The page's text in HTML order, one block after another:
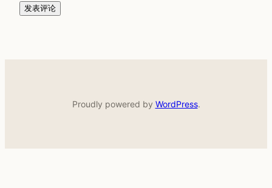
Proudly powered by WordPress.